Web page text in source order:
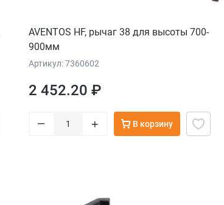
AVENTOS HF, рычаг 38 для высоты 700-
900мм
Артикул: 7360602
2 452.20 ₽
– + В корзину